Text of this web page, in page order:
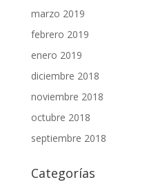
marzo 2019
febrero 2019
enero 2019
diciembre 2018
noviembre 2018
octubre 2018
septiembre 2018
Categorías